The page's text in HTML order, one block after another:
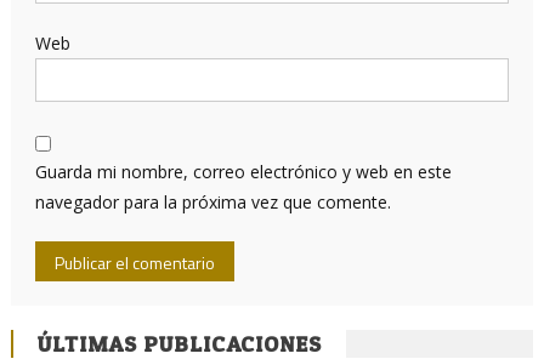
Web
Guarda mi nombre, correo electrónico y web en este
navegador para la próxima vez que comente.
ÚLTIMAS PUBLICACIONES